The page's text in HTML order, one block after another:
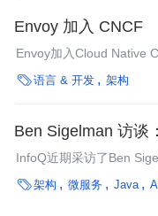
Envoy 加入 CNCF
Envoy加入Cloud Native
十一个托管项目。
语言 & 开发 架构
Ben Sigelman 访谈
InfoQ近期采访了Ben
system）中管理微服务所
架构 微服务 Java